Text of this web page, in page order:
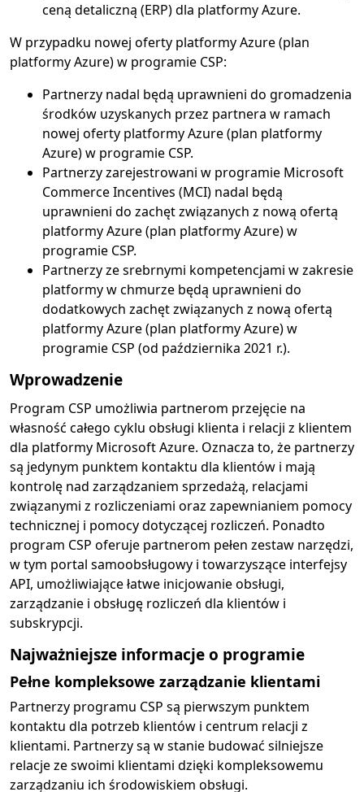
ceną detaliczną (ERP) dla platformy Azure.
W przypadku nowej oferty platformy Azure (plan
platformy Azure) w programie CSP:
Partnerzy nadal będą uprawnieni do gromadzenia
środków uzyskanych przez partnera w ramach
nowej oferty platformy Azure (plan platformy
Azure) w programie CSP.
Partnerzy zarejestrowani w programie Microsoft
Commerce Incentives (MCI) nadal będą
uprawnieni do zachęt związanych z nową ofertą
platformy Azure (plan platformy Azure) w
programie CSP.
Partnerzy ze srebrnymi kompetencjami w zakresie
platformy w chmurze będą uprawnieni do
dodatkowych zachęt związanych z nową ofertą
platformy Azure (plan platformy Azure) w
programie CSP (od października 2021 r.).
Wprowadzenie
Program CSP umożliwia partnerom przejęcie na
własność całego cyklu obsługi klienta i relacji z klientem
dla platformy Microsoft Azure. Oznacza to, że partnerzy
są jedynym punktem kontaktu dla klientów i mają
kontrolę nad zarządzaniem sprzedażą, relacjami
związanymi z rozliczeniami oraz zapewnianiem pomocy
technicznej i pomocy dotyczącej rozliczeń. Ponadto
program CSP oferuje partnerom pełen zestaw narzędzi,
w tym portal samoobsługowy i towarzyszące interfejsy
API, umożliwiające łatwe inicjowanie obsługi,
zarządzanie i obsługę rozliczeń dla klientów i
subskrypcji.
Najważniejsze informacje o programie
Pełne kompleksowe zarządzanie klientami
Partnerzy programu CSP są pierwszym punktem
kontaktu dla potrzeb klientów i centrum relacji z
klientami. Partnerzy są w stanie budować silniejsze
relacje ze swoimi klientami dzięki kompleksowemu
zarządzaniu ich środowiskiem obsługi.